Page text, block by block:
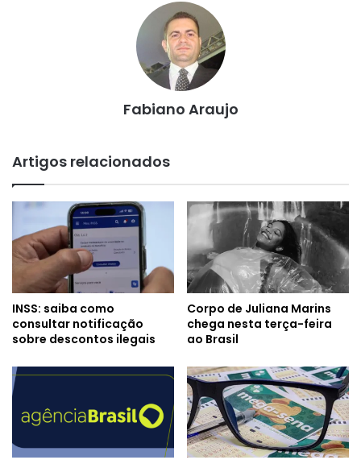
Fabiano Araujo
Artigos relacionados
INSS: saiba como
consultar notificação
sobre descontos ilegais
Corpo de Juliana Marins
chega nesta terça-feira
ao Brasil